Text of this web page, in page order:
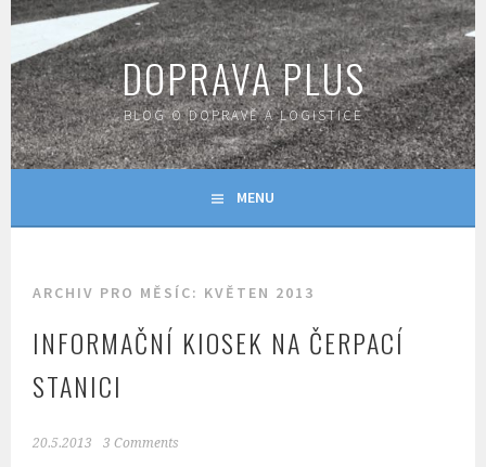
Skip
content
DOPRAVA PLUS
BLOG O DOPRAVĚ A LOGISTICE
MENU
ARCHIV PRO MĚSÍC: KVĚTEN 2013
INFORMAČNÍ KIOSEK NA ČERPACÍ
STANICI
20.5.2013 3 Comments